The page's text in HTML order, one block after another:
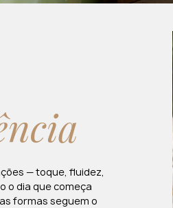
— toque, fluidez,
o dia que começa
formas seguem o